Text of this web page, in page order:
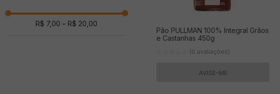
Sanduíche / De forma (9)
R$ 7,00 – R$ 20,00
Pão PULLMAN 100% Integral Grãos
e Castanhas 450g
(0 avaliações)
AVISE-ME